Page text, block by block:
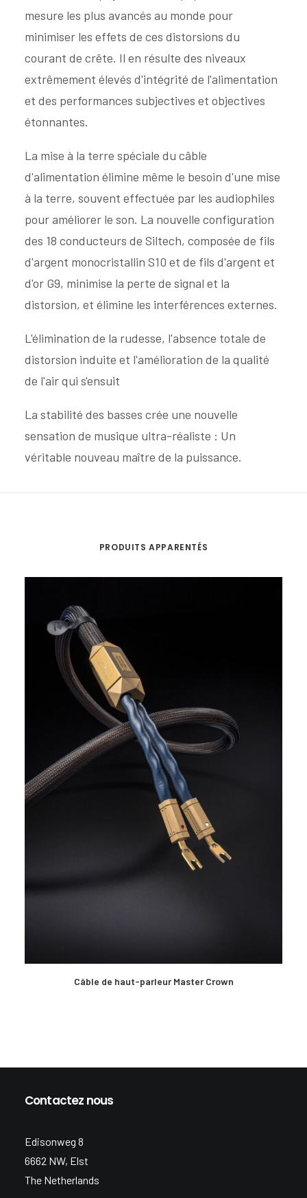
mesure les plus avancés au monde pour
minimiser les effets de ces distorsions du
courant de crête. Il en résulte des niveaux
extrêmement élevés d'intégrité de l'alimentation
et des performances subjectives et objectives
étonnantes.
La mise à la terre spéciale du câble
d'alimentation élimine même le besoin d'une mise
à la terre, souvent effectuée par les audiophiles
pour améliorer le son. La nouvelle configuration
des 18 conducteurs de Siltech, composée de fils
d'argent monocristallin S10 et de fils d'argent et
d'or G9, minimise la perte de signal et la
distorsion, et élimine les interférences externes.
L'élimination de la rudesse, l'absence totale de
distorsion induite et l'amélioration de la qualité
de l'air qui s'ensuit
La stabilité des basses crée une nouvelle
sensation de musique ultra-réaliste : Un
véritable nouveau maître de la puissance.
PRODUITS APPARENTÉS
EN SAVOIR PLUS
Câble de haut-parleur Master Crown
Contactez nous
Edisonweg 8
6662 NW, Elst
The Netherlands